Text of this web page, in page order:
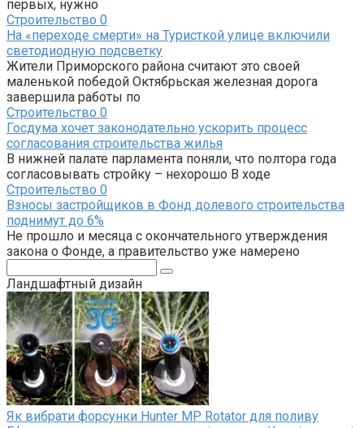
первых, нужно
Строительство 0
На «переходе смерти» на Туристкой улице включили
светодиодную подсветку
Жители Приморского района считают это своей
маленькой победой Октябрьская железная дорога
завершила работы по
Строительство 0
Госдума хочет законодательно ускорить процесс
согласования строительства жилья
В нижней палате парламента поняли, что полтора года
согласовывать стройку – нехорошо В ходе
Строительство 0
Взносы застройщиков в Фонд долевого строительства
поднимут до 6%
Не прошло и месяца с окончательного утверждения
закона о Фонде, а правительство уже намерено
Ландшафтный дизайн
Як вибрати форсунки Hunter MP Rotator для поливу